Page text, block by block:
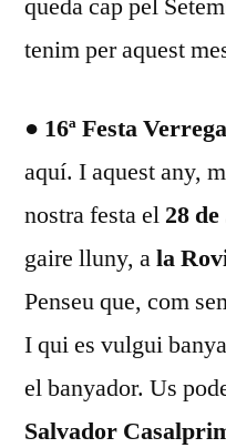
tenim per aquest
● 16ª Festa
aquí. I aquest any,
nostra festa el 28
gaire lluny, ala
Penseu que, com
I qui es vulgui
el banyador. Us
Salvador